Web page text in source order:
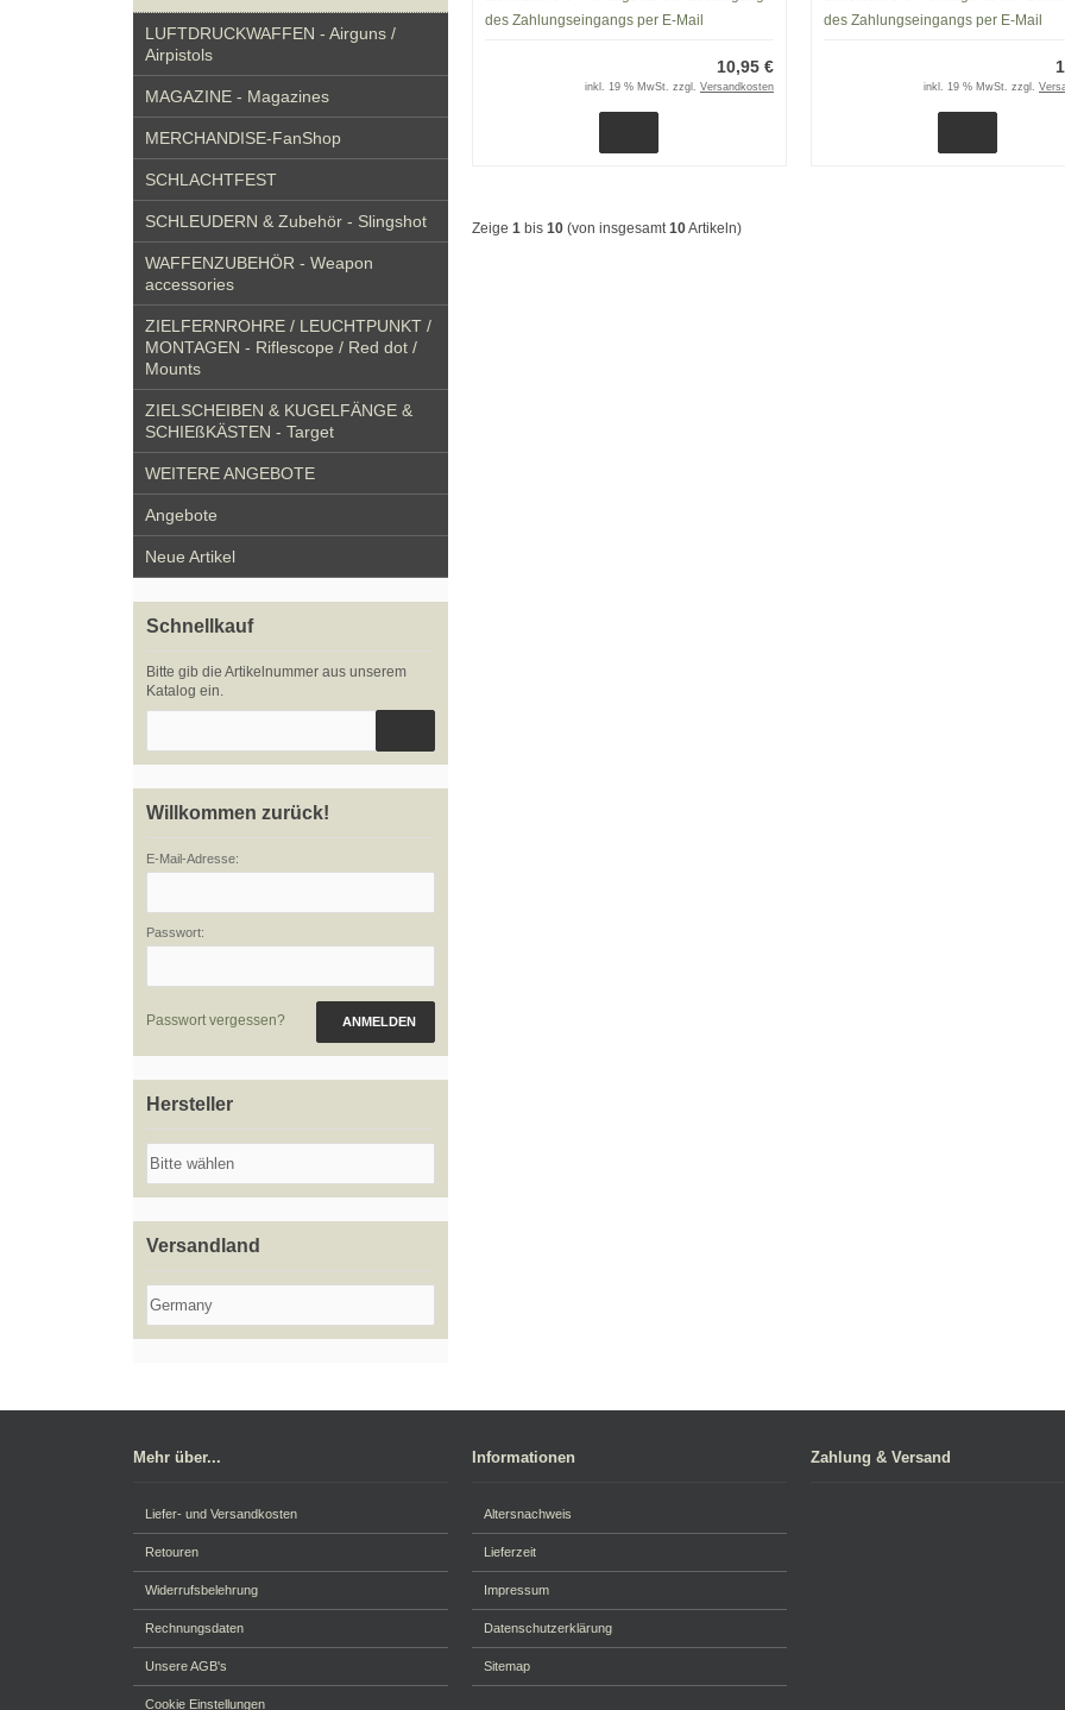
des Zahlungseingangs per E-Mail
10,95 €
inkl. 19 % MwSt. zzgl. Versandkosten
des Zahlungseingangs per E-Mail
inkl. 19 % MwSt. zzgl.
Zeige 1 bis 10 (von insgesamt10Artikeln)
LUFTDRUCKWAFFEN - Airguns /
Airpistols
MAGAZINE - Magazines
MERCHANDISE-FanShop
SCHLACHTFEST
SCHLEUDERN & Zubehör - Slingshot
WAFFENZUBEHÖR - Weapon
accessories
ZIELFERNROHRE / LEUCHTPUNKT /
MONTAGEN - Riflescope / Red dot /
Mounts
ZIELSCHEIBEN & KUGELFÄNGE &
SCHIEßKÄSTEN - Target
WEITERE ANGEBOTE
Angebote
Neue Artikel
Schnellkauf
Bitte gib die Artikelnummer aus unserem
Katalog ein.
Willkommen zurück!
E-Mail-Adresse:
Passwort:
Passwort vergessen? ANMELDEN
Hersteller
Versandland
Mehr über...
Liefer- und Versandkosten
Retouren
Widerrufsbelehrung
Rechnungsdaten
Unsere AGB's
Cookie Einstellungen
Informationen
Altersnachweis
Lieferzeit
Impressum
Datenschutzerklärung
Sitemap
Zahlung & Versand